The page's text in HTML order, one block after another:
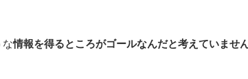
な情報を得るところがゴールなんだと考えていませ